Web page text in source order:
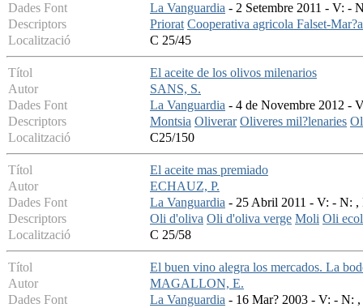
Dades Font
La Vanguardia - 2 Setembre 2011 - V: -
Descriptors
Priorat Cooperativa agricola Falset-Mar?a
Localització
C 25/45
Títol
El aceite de los olivos milenarios
Autor
SANS, S.
Dades Font
La Vanguardia - 4 de Novembre 2012 -
Descriptors
Montsia Oliverar Oliveres mil?lenaries
Localització
C25/150
Títol
El aceite mas premiado
Autor
ECHAUZ, P.
Dades Font
La Vanguardia - 25 Abril 2011 - V: - N: ,
Descriptors
Oli d'oliva Oli d'oliva verge Moli Oli
Localització
C 25/58
Títol
El buen vino alegra los mercados. La
Autor
MAGALLON, E.
Dades Font
La Vanguardia - 16 Mar? 2003 - V: - N: ,